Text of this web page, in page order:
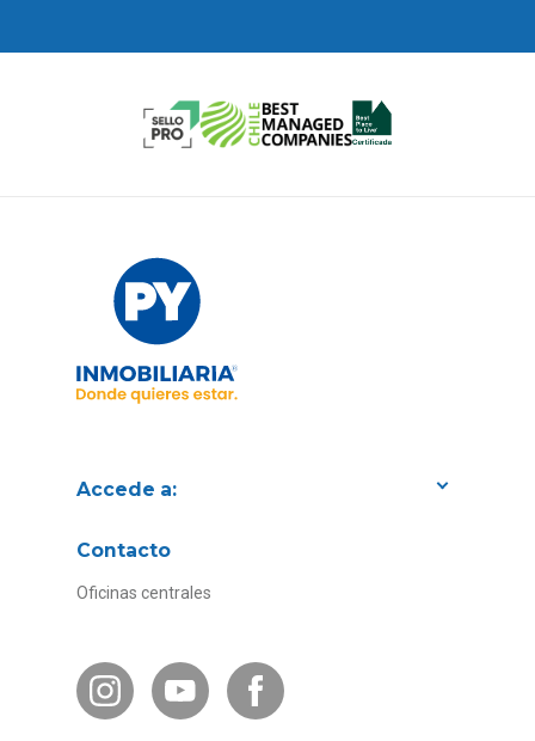
Accede a:
Bases Legales
¿Por qué invertir en PY?
Contacto
Oficinas centrales